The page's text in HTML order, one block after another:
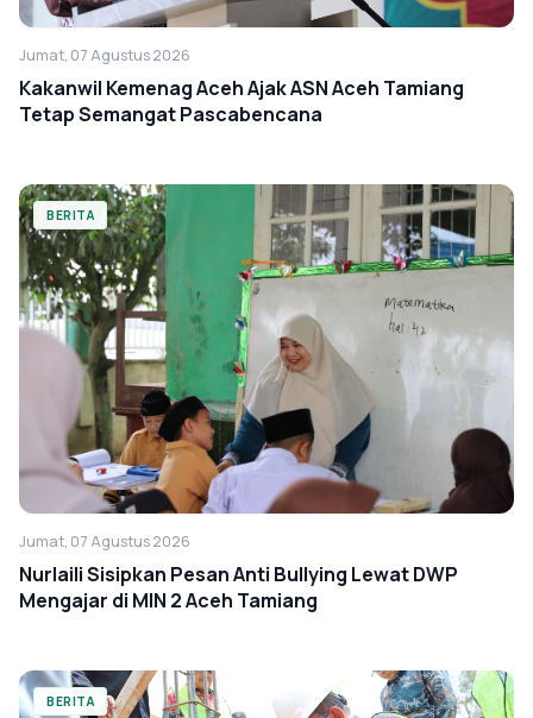
Jumat, 07 Agustus 2026
Kakanwil Kemenag Aceh Ajak ASN Aceh Tamiang
Tetap Semangat Pascabencana
BERITA
Jumat, 07 Agustus 2026
Nurlaili Sisipkan Pesan Anti Bullying Lewat DWP
Mengajar di MIN 2 Aceh Tamiang
BERITA